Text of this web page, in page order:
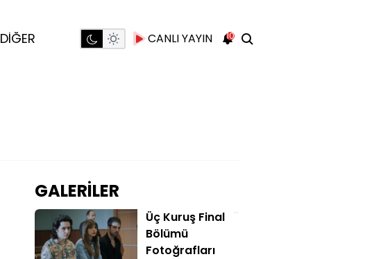
DİĞER CANLI YAYIN 10
GALERİLER
Üç Kuruş Final
Bölümü
Fotoğrafları